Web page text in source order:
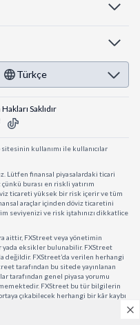
Türkçe
Saklıdır
kullanımı ile kullanıcılar
Lütfen finansal piyasalardaki ticari
burası en riskli yatırım
ticareti yüksek bir risk içerir ve tüm
araçlar içinden döviz ticaretini
seviyenizi ve risk iştahınızı dikkatlice
aittir, FXStreet veya yönetimin
eksikler bulunabilir. FXStreet
değildir. FXStreet’da verilen herhangi
tarafından bu sitede yayınlanan
tarafından genel piyasa yorumu
FXStreet bu tür bilgilerin
çıkabilecek herhangi bir kâr kaybı